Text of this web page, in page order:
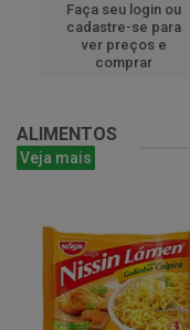
Faça seu login ou
cadastre-se para
ver preços e
comprar
ALIMENTOS
Veja mais